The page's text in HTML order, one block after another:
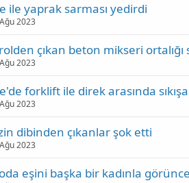
ile yaprak sarması yedirdi
2023
çıkan beton mikseri ortalığı
2023
forklift ile direk arasında
2023
dibinden çıkanlar şok etti
2023
eşini başka bir kadınla görünce